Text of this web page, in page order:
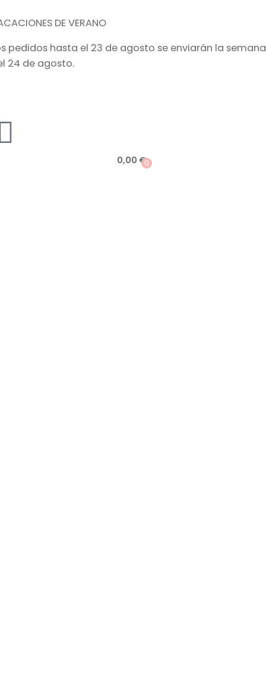
DE VERANO
pedidos hasta el 23 de agosto se enviarán la semana
24 de agosto.
0,00 €0